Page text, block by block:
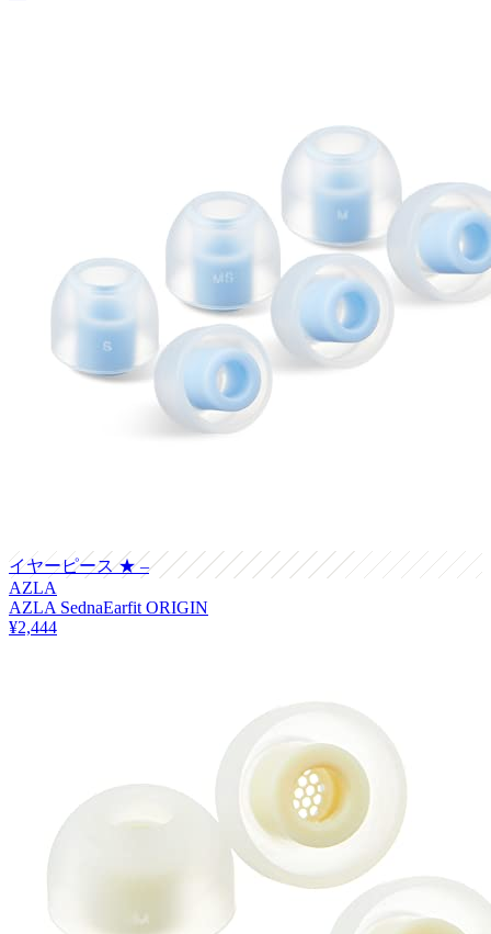
イヤーピース ★ –
AZLA
AZLA SednaEarfit ORIGIN
¥2,444